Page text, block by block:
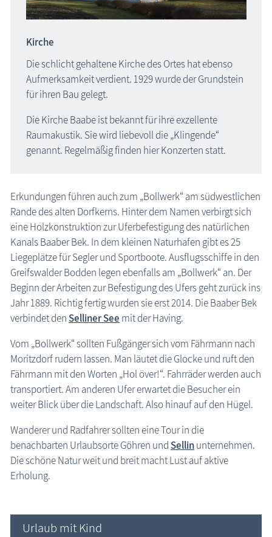
Kirche
Die schlicht gehaltene Kirche des Ortes hat ebenso
Aufmerksamkeit verdient. 1929 wurde der Grundstein
für ihren Bau gelegt.
Die Kirche Baabe ist bekannt für ihre exzellente
Raumakustik. Sie wird liebevoll die „Klingende“
genannt. Regelmäßig finden hier Konzerten statt.
Erkundungen führen auch zum „Bollwerk“ am südwestlichen
Rande des alten Dorfkerns. Hinter dem Namen verbirgt sich
eine Holzkonstruktion zur Uferbefestigung des natürlichen
Kanals Baaber Bek. In dem kleinen Naturhafen gibt es 25
Liegeplätze für Segler und Sportboote. Ausflugsschiffe in den
Greifswalder Bodden legen ebenfalls am „Bollwerk“ an. Der
Beginn der Arbeiten zur Befestigung des Ufers geht zurück ins
Jahr 1889. Richtig fertig wurden sie erst 2014. Die Baaber Bek
verbindet den Selliner See mit der Having.
Vom „Bollwerk“ sollten Fußgänger sich vom Fährmann nach
Moritzdorf rudern lassen. Man läutet die Glocke und ruft den
Fährmann mit den Worten „Hol över!“. Fahrräder werden auch
transportiert. Am anderen Ufer erwartet die Besucher ein
weiter Blick über die Landschaft. Also hinauf auf den Hügel.
Wanderer und Radfahrer sollten eine Tour in die
benachbarten Urlaubsorte Göhren und Sellinunternehmen.
Die schöne Natur weit und breit macht Lust auf aktive
Erholung.
Urlaub mit Kind